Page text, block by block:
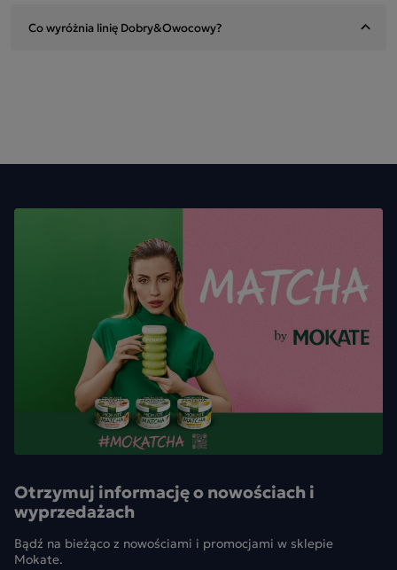
Co wyróżnia linię Dobry&Owocowy?
Otrzymuj informację o nowościach i
wyprzedażach
Bądź na bieżąco z nowościami i promocjami w sklepie
Mokate.